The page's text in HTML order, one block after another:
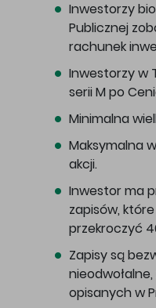
Inwestorzy
Publicznej
rachunek
Inwestorzy w
serii M po
Minimalna
Maksymalna
akcji.
Inwestor ma
zapisów,
przekroczyć
Zapisy są
opisanych w